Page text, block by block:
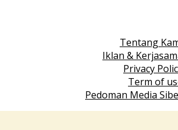
Tentang
Iklan &
Privacy
Term of
Pedoman Media